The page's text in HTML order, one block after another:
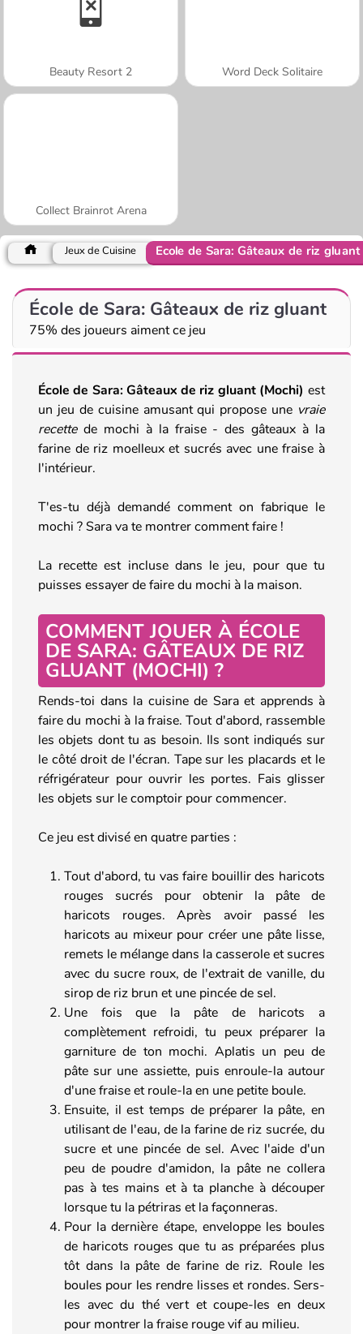
Beauty Resort 2 Word Deck Solitaire
Collect Brainrot Arena
Jeux de Cuisine École de Sara: Gâteaux de riz gluant
École de Sara: Gâteaux de riz gluant
75% des joueurs aiment ce jeu
École de Sara: Gâteaux de riz gluant (Mochi) est
un jeu de cuisine amusant qui propose une vraie
recettede mochi à la fraise - des gâteaux à la
farine de riz moelleux et sucrés avec une fraise à
l'intérieur.
T'es-tu déjà demandé comment on fabrique le
mochi ? Sara va te montrer comment faire !
La recette est incluse dans le jeu, pour que tu
puisses essayer de faire du mochi à la maison.
COMMENT JOUER À ÉCOLE
DE SARA: GÂTEAUX DE RIZ
GLUANT (MOCHI) ?
Rends-toi dans la cuisine de Sara et apprends à
faire du mochi à la fraise. Tout d'abord, rassemble
les objets dont tu as besoin. Ils sont indiqués sur
le côté droit de l'écran. Tape sur les placards et le
réfrigérateur pour ouvrir les portes. Fais glisser
les objets sur le comptoir pour commencer.
Ce jeu est divisé en quatre parties :
Tout d'abord, tu vas faire bouillir des haricots
rouges sucrés pour obtenir la pâte de
haricots rouges. Après avoir passé les
haricots au mixeur pour créer une pâte lisse,
remets le mélange dans la casserole et sucres
avec du sucre roux, de l'extrait de vanille, du
sirop de riz brun et une pincée de sel.
Une fois que la pâte de haricots a
complètement refroidi, tu peux préparer la
garniture de ton mochi. Aplatis un peu de
pâte sur une assiette, puis enroule-la autour
d'une fraise et roule-la en une petite boule.
Ensuite, il est temps de préparer la pâte, en
utilisant de l'eau, de la farine de riz sucrée, du
sucre et une pincée de sel. Avec l'aide d'un
peu de poudre d'amidon, la pâte ne collera
pas à tes mains et à ta planche à découper
lorsque tu la pétriras et la façonneras.
Pour la dernière étape, enveloppe les boules
de haricots rouges que tu as préparées plus
tôt dans la pâte de farine de riz. Roule les
boules pour les rendre lisses et rondes. Sers-
les avec du thé vert et coupe-les en deux
pour montrer la fraise rouge vif au milieu.